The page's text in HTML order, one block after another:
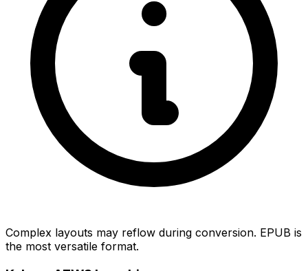
Complex layouts may reflow during conversion. EPUB is
the most versatile format.